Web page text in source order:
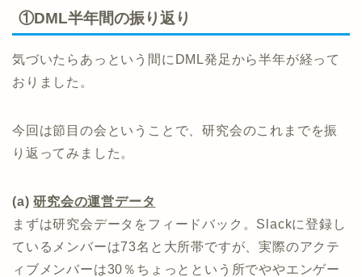
①DML半年間の振り返り
気づいたらあっという間にDML発足から半年が経って
おりました。
今回は節目の会ということで、研究会のこれまでを振
り返ってみました。
(a)研究会の運営データ
まずは研究会データをフィードバック。Slackに登録し
ているメンバーは73名と大所帯ですが、実際のアクテ
ィブメンバーは30％ちょっとという所でややエンゲー